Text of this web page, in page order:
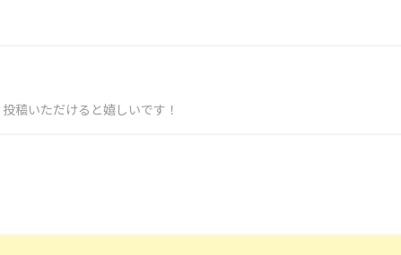
稿いただけると嬉しいです！